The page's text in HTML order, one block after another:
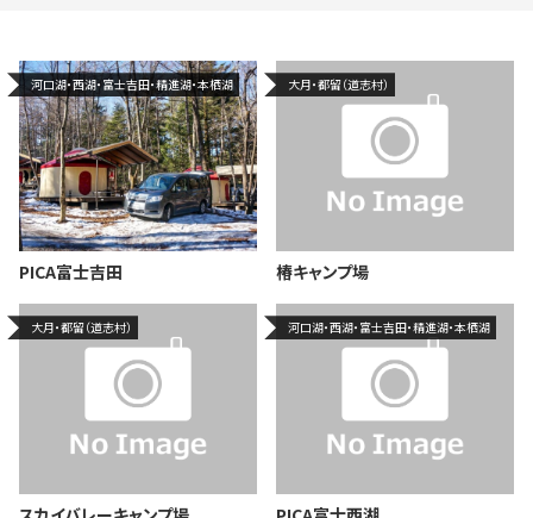
河口湖・西湖・富士吉田・精進湖・本栖湖
PICA富士吉田
大月・都留（道志村）
椿キャンプ場
大月・都留（道志村） 河口湖・西湖・富士吉田・精進湖・本栖湖